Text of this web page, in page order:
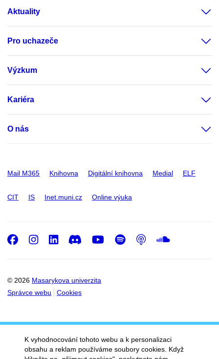
Aktuality
Pro uchazeče
Výzkum
Kariéra
O nás
Mail M365 Knihovna Digitální knihovna Medial ELF
CIT IS Inet.muni.cz Online výuka
© 2026 Masarykova univerzita
Správce webu
Cookies
Facebook
Instagram
LinkedIn
DiscordYoutube
Spotify
Podcast
K vyhodnocování tohoto webu a k personalizaci
obsahu a reklam používáme soubory cookies. Když